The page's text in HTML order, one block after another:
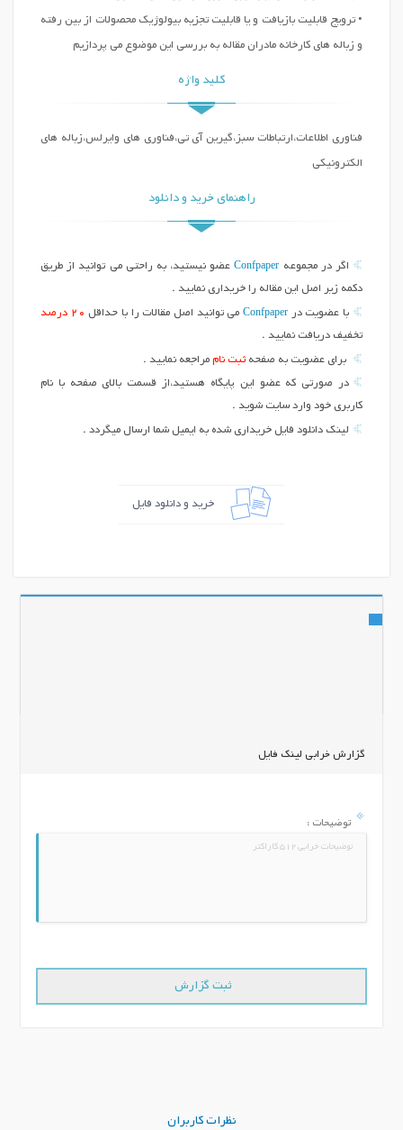
• ترویج قابلیت بازیافت و یا قابلیت تجزیه بیولوژیک محصولات از بین رفته
و زباله های کارخانه مادران مقاله به بررسی این موضوع می پردازیم
کلید واژه
فناوری اطلاعات،ارتباطات سبز،گیرین آی تی،فناوری های وایرلس،زباله های
الکترونیکی
راهنمای خرید و دانلود
اگر در مجموعه Confpaperعضو نیستید، به راحتی می توانید از طریق
دکمه زیر اصل این مقاله را خریداری نمایید .
با عضویت در Confpaperمی توانید اصل مقالات را با حداقل 20 درصد
تخفیف دریافت نمایید .
برای عضویت به صفحه ثبت نام مراجعه نمایید .
در صورتی که عضو این پایگاه هستید،از قسمت بالای صفحه با نام
کاربری خود وارد سایت شوید .
لینک دانلود فایل خریداری شده به ایمیل شما ارسال میگردد .
خرید و دانلود فایل
گزارش خرابی لینک فایل
توضیحات :
نظرات کاربران